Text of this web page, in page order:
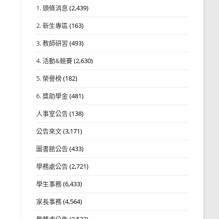
1. 頭條消息 (2,439)
2. 新生專區 (163)
3. 教師研習 (493)
4. 活動&競賽(2,630)
5. 榮譽榜(182)
6. 獎助學金(481)
人事室公告(138)
公告來文(3,171)
圖書館公告(433)
學務處公告(2,721)
學生事務(6,433)
家長事務(4,564)